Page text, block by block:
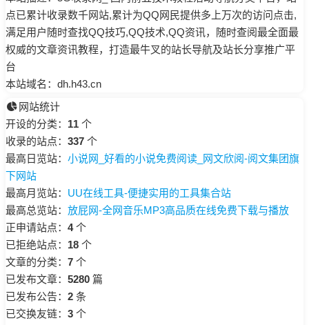
点已累计收录数千网站,累计为QQ网民提供多上万次的访问点击,
满足用户随时查找QQ技巧,QQ技术,QQ资讯，随时查阅最全面最
权威的文章资讯教程，打造最牛叉的站长导航及站长分享推广平
台
本站域名：dh.h43.cn
网站统计
开设的分类： 11 个
收录的站点： 337 个
最高日览站： 小说网_好看的小说免费阅读_网文欣阅-阅文集团旗
下网站
最高月览站： UU在线工具-便捷实用的工具集合站
最高总览站： 放屁网-全网音乐MP3高品质在线免费下载与播放
正申请站点： 4个
已拒绝站点： 18 个
文章的分类： 7 个
已发布文章： 5280 篇
已发布公告： 2 条
已交换友链： 3 个